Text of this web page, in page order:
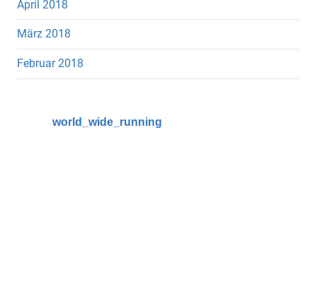
April 2018
März 2018
Februar 2018
world_wide_running